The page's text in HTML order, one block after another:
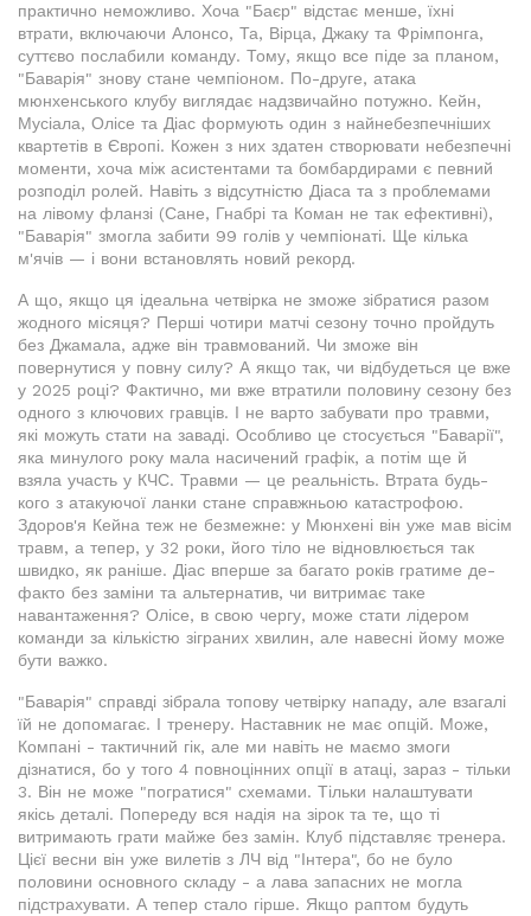
практично неможливо. Хоча "Баєр" відстає менше, їхні
втрати, включаючи Алонсо, Та, Вірца, Джаку та Фрімпонга,
суттєво послабили команду. Тому, якщо все піде за планом,
"Баварія" знову стане чемпіоном. По-друге, атака
мюнхенського клубу виглядає надзвичайно потужно. Кейн,
Мусіала, Олісе та Діас формують один з найнебезпечніших
квартетів в Європі. Кожен з них здатен створювати небезпечні
моменти, хоча між асистентами та бомбардирами є певний
розподіл ролей. Навіть з відсутністю Діаса та з проблемами
на лівому фланзі (Сане, Гнабрі та Коман не так ефективні),
"Баварія" змогла забити 99 голів у чемпіонаті. Ще кілька
м'ячів — і вони встановлять новий рекорд.
А що, якщо ця ідеальна четвірка не зможе зібратися разом
жодного місяця? Перші чотири матчі сезону точно пройдуть
без Джамала, адже він травмований. Чи зможе він
повернутися у повну силу? А якщо так, чи відбудеться це вже
у 2025 році? Фактично, ми вже втратили половину сезону без
одного з ключових гравців. І не варто забувати про травми,
які можуть стати на заваді. Особливо це стосується "Баварії",
яка минулого року мала насичений графік, а потім ще й
взяла участь у КЧС. Травми — це реальність. Втрата будь-
кого з атакуючої ланки стане справжньою катастрофою.
Здоров'я Кейна теж не безмежне: у Мюнхені він уже мав вісім
травм, а тепер, у 32 роки, його тіло не відновлюється так
швидко, як раніше. Діас вперше за багато років гратиме де-
факто без заміни та альтернатив, чи витримає таке
навантаження? Олісе, в свою чергу, може стати лідером
команди за кількістю зіграних хвилин, але навесні йому може
бути важко.
"Баварія" справді зібрала топову четвірку нападу, але взагалі
їй не допомагає. І тренеру. Наставник не має опцій. Може,
Компані - тактичний гік, але ми навіть не маємо змоги
дізнатися, бо у того 4 повноцінних опції в атаці, зараз - тільки
3. Він не може "погратися" схемами. Тільки налаштувати
якісь деталі. Попереду вся надія на зірок та те, що ті
витримають грати майже без замін. Клуб підставляє тренера.
Цієї весни він уже вилетів з ЛЧ від "Інтера", бо не було
половини основного складу - а лава запасних не могла
підстрахувати. А тепер стало гірше. Якщо раптом будуть